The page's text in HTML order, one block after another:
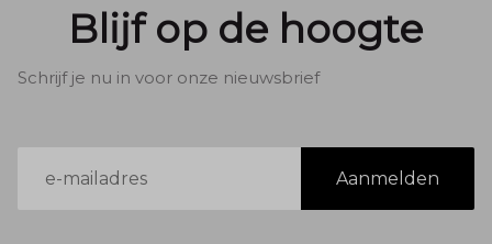
Blijf op de hoogte
Schrijf je nu in voor onze nieuwsbrief
mailadres
Aanmelden